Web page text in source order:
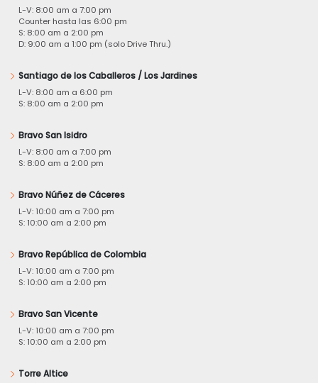
L-V: 8:00 am a 7:00 pm
Counter hasta las 6:00 pm
S: 8:00 am a 2:00 pm
D: 9:00 am a 1:00 pm (solo Drive Thru.)
Santiago de los Caballeros / Los Jardines
L-V: 8:00 am a 6:00 pm
S: 8:00 am a 2:00 pm
Bravo San Isidro
L-V: 8:00 am a 7:00 pm
S: 8:00 am a 2:00 pm
Bravo Núñez de Cáceres
L-V: 10:00 am a 7:00 pm
S: 10:00 am a 2:00 pm
Bravo República de Colombia
L-V: 10:00 am a 7:00 pm
S: 10:00 am a 2:00 pm
Bravo San Vicente
L-V: 10:00 am a 7:00 pm
S: 10:00 am a 2:00 pm
Torre Altice